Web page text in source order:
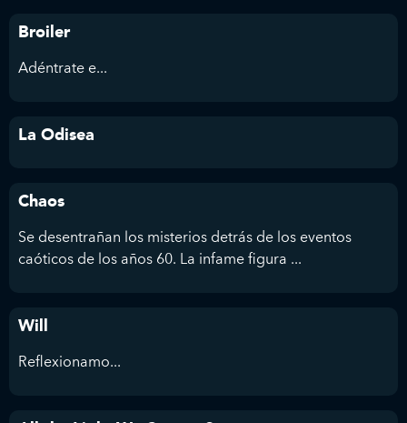
Broiler
Adéntrate e...
La Odisea
Chaos
Se desentrañan los misterios detrás de los eventos
caóticos de los años 60. La infame figura ...
Will
Reflexionamo...